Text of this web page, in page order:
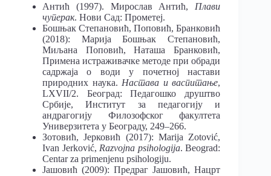
Антић (1997). Мирослав Антић, Плави
чуперак. Нови Сад: Прометеј.
Бошњак Степановић, Поповић, Бранковић
(2018): Марија Бошњак Степановић,
Миљана Поповић, Наташа Бранковић,
Примена истраживачке методе при обради
садржаја о води у почетној настави
природних наука. Настава и васпитање,
LXVII/2. Београд: Педагошко друштво
Србије, Институт за педагогију и
андрагогију Филозофског факултета
Универзитета у Београду, 249–266.
Зотовић, Јерковић (2017): Marija Zotović,
Ivan Jerković, Razvojna psihologija. Beograd:
Centar za primenjenu psihologiju.
Јашовић (2009): Предраг Јашовић, Нацрт